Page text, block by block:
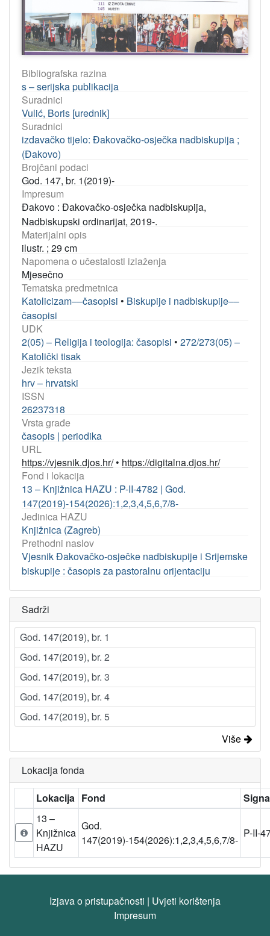
Bibliografska razina
s – serijska publikacija
Suradnici
Vulić, Boris [urednik]
Suradnici
izdavačko tijelo: Đakovačko-osječka nadbiskupija ;
(Đakovo)
Brojčani podaci
God. 147, br. 1(2019)-
Impresum
Đakovo : Đakovačko-osječka nadbiskupija,
Nadbiskupski ordinarijat, 2019-.
Materijalni opis
ilustr. ; 29 cm
Napomena o učestalosti izlaženja
Mjesečno
Tematska predmetnica
Katolicizam––časopisi • Biskupije i nadbiskupije––
časopisi
UDK
2(05) – Religija i teologija: časopisi • 272/273(05) –
Katolički tisak
Jezik teksta
hrv – hrvatski
ISSN
26237318
Vrsta građe
časopis | periodika
URL
https://vjesnik.djos.hr/• https://digitalna.djos.hr/
Fond i lokacija
13 – Knjižnica HAZU : P-II-4782 | God.
147(2019)-154(2026):1,2,3,4,5,6,7/8-
Jedinica HAZU
Knjižnica (Zagreb)
Prethodni naslov
Vjesnik Đakovačko-osječke nadbiskupije i Srijemske
biskupije : časopis za pastoralnu orijentaciju
Sadrži
God. 147(2019), br. 1
God. 147(2019), br. 2
God. 147(2019), br. 3
God. 147(2019), br. 4
God. 147(2019), br. 5
Više
Lokacija fonda
Lokacija Fond
13 –
Knjižnica
HAZU
God.
147(2019)-154(2026):1,2,3,4,5,6,7/8-
P-II-
Izjava o pristupačnosti | Uvjeti korištenja
Impresum